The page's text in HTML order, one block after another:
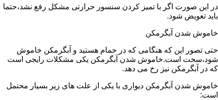
در این صورت اگر با تمیز کردن سنسور حرارتی مشکل رفع نشد،حتما
باید تعویض شود.
خاموش شدن آبگرمکن
حتی تصور این که هنگامی که در حمام هستید و آبگرمکن خاموش
شود،سخت است.خاموش شدن آبگرمکن یکی مشکلات رایجی است
که در آبگرمکن نیز رخ می دهد.
خاموش شدن آبگرمکن دیواری با یکی از علت های زیر بسیار محتمل
است: